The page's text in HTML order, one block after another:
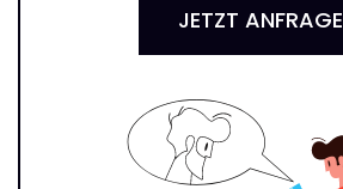
JETZT